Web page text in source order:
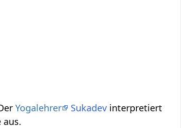
DerYogalehrer Sukadev interpretiert
aus.